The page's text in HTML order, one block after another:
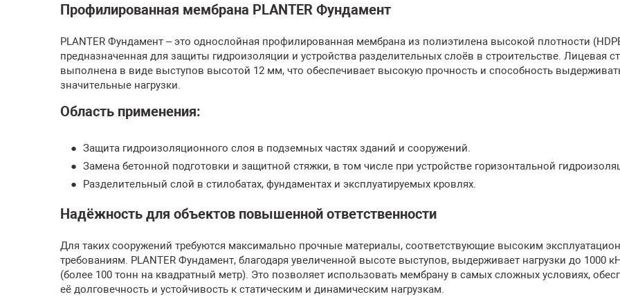
Профилированная мембрана PLANTER Фундамент
PLANTER Фундамент – это однослойная профилированная мембрана из полиэтилена высокой плотности
предназначенная для защиты гидроизоляции и устройства разделительных слоёв в строительстве. Лицевая
выполнена в виде выступов высотой 12 мм, что обеспечивает высокую прочность и способность
значительные нагрузки.
Область применения:
Защита гидроизоляционного слоя в подземных частях зданий и сооружений.
Замена бетонной подготовки и защитной стяжки, в том числе при устройстве горизонтальной
Разделительный слой в стилобатах, фундаментах и эксплуатируемых кровлях.
Надёжность для объектов повышенной ответственности
Для таких сооружений требуются максимально прочные материалы, соответствующие высоким
требованиям. PLANTER Фундамент, благодаря увеличенной высоте выступов, выдерживает нагрузки до 1000
(более 100 тонн на квадратный метр). Это позволяет использовать мембрану в самых сложных условиях,
её долговечность и устойчивость к статическим и динамическим нагрузкам.